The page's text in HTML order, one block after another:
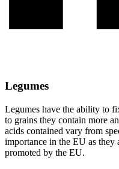
Legumes
Legumes have the ability to
to grains they contain more
acids contained vary from
importance in the EU as they
promoted by the EU.